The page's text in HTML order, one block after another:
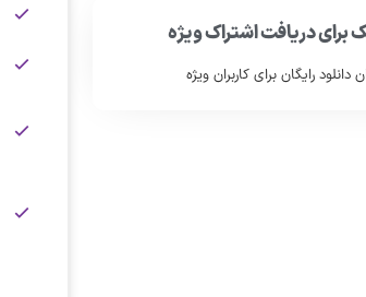
برای دریافت اشتراک ویژه
دانلود رایگان برای کاربران ویژه